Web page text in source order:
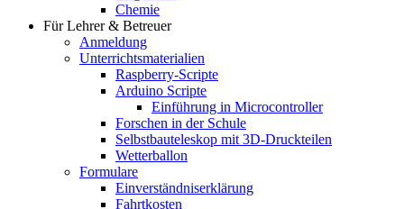
Chemie
Für Lehrer & Betreuer
Anmeldung
Unterrichtsmaterialien
Raspberry-Scripte
Arduino Scripte
Einführung in Microcontroller
Forschen in der Schule
Selbstbauteleskop mit 3D-Druckteilen
Wetterballon
Formulare
Einverständniserklärung
Fahrtkosten